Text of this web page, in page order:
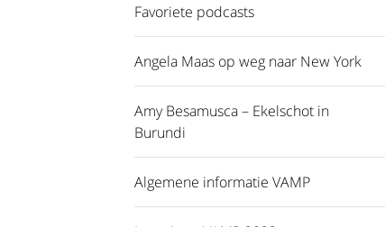
Favoriete podcasts
Angela Maas op weg naar New York
Amy Besamusca – Ekelschot in
Burundi
Algemene informatie VAMP